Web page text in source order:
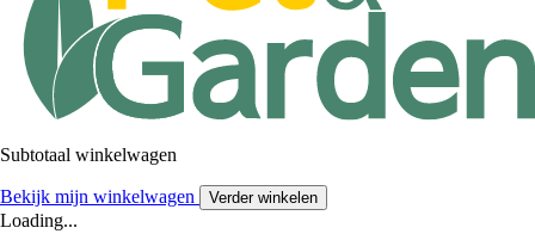
Subtotaal winkelwagen
Bekijk mijn winkelwagen Verder winkelen
Loading...